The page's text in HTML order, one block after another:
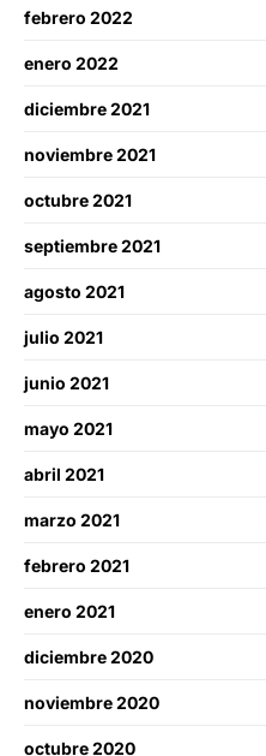
febrero 2022
enero 2022
diciembre 2021
noviembre 2021
octubre 2021
septiembre 2021
agosto 2021
julio 2021
junio 2021
mayo 2021
abril 2021
marzo 2021
febrero 2021
enero 2021
diciembre 2020
noviembre 2020
octubre 2020